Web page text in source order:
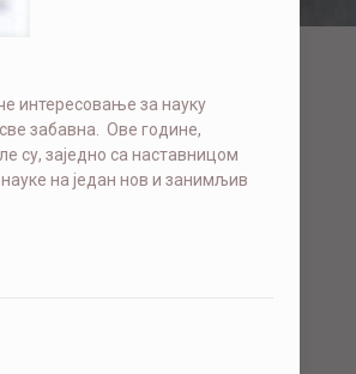
интересовање за науку
забавна. Ове године,
су, заједно са наставницом
на један нов и занимљив